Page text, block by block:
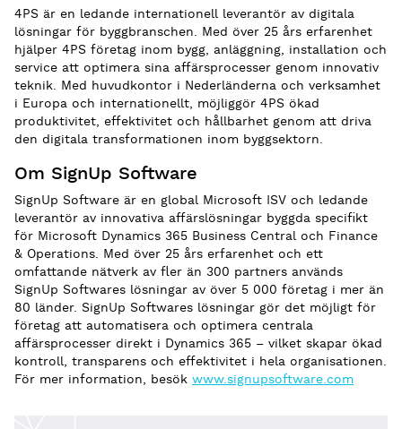
4PS är en ledande internationell leverantör av digitala
lösningar för byggbranschen. Med över 25 års erfarenhet
hjälper 4PS företag inom bygg, anläggning, installation och
service att optimera sina affärsprocesser genom innovativ
teknik. Med huvudkontor i Nederländerna och verksamhet
i Europa och internationellt, möjliggör 4PS ökad
produktivitet, effektivitet och hållbarhet genom att driva
den digitala transformationen inom byggsektorn.
Om SignUp Software
SignUp Software är en global Microsoft ISV och ledande
leverantör av innovativa affärslösningar byggda specifikt
för Microsoft Dynamics 365 Business Central och Finance
& Operations. Med över 25 års erfarenhet och ett
omfattande nätverk av fler än 300 partners används
SignUp Softwares lösningar av över 5 000 företag i mer än
80 länder. SignUp Softwares lösningar gör det möjligt för
företag att automatisera och optimera centrala
affärsprocesser direkt i Dynamics 365 – vilket skapar ökad
kontroll, transparens och effektivitet i hela organisationen.
För mer information, besök www.signupsoftware.com